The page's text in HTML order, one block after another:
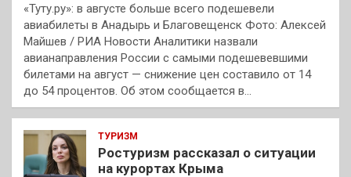
«Туту.ру»: в августе больше всего подешевели
авиабилеты в Анадырь и Благовещенск Фото: Алексей
Майшев / РИА Новости Аналитики назвали
авианаправления России с самыми подешевевшими
билетами на август — снижение цен составило от 14
до 54 процентов. Об этом сообщается в…
ТУРИЗМ
Ростуризм рассказал о ситуации
на курортах Крыма